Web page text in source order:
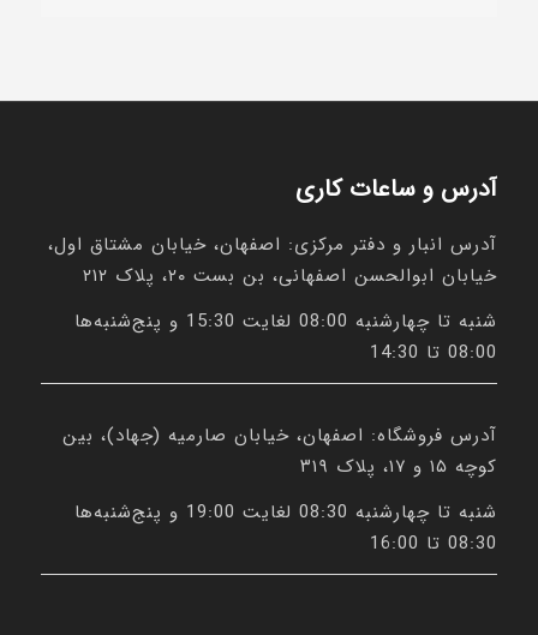
آدرس و ساعات کاری
آدرس انبار و دفتر مرکزی: اصفهان، خیابان مشتاق اول،
خیابان ابوالحسن اصفهانی، بن بست ۲۰، پلاک ۲۱۲
شنبه تا چهارشنبه 08:00 لغایت 15:30 و پنج‌شنبه‌ها
08:00 تا 14:30
آدرس فروشگاه: اصفهان، خیابان صارمیه (جهاد)، بین
کوچه ۱۵ و ۱۷، پلاک ۳۱۹
شنبه تا چهارشنبه 08:30 لغایت 19:00 و پنج‌شنبه‌ها
08:30 تا 16:00